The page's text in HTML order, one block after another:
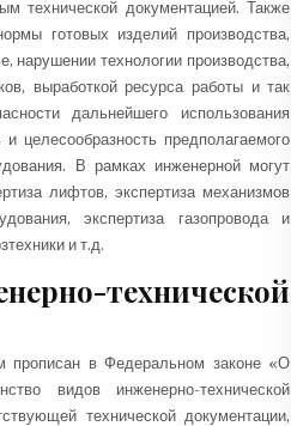
технической документацией. Также
готовых изделий производства,
технологии производства,
выработкой ресурса работы и так
дальнейшего использования
целесообразность предполагаемого
В рамках инженерной могут
лифтов, экспертиза механизмов
экспертиза газопровода и
и т.д.
технической
прописан в Федеральном законе «О
видов инженерно-технической
технической документации,